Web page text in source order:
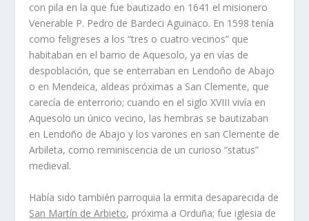
con pila en la que fue bautizado en 1641 el misionero
Venerable P. Pedro de Bardeci Aguinaco. En 1598 tenía
como feligreses a los “tres o cuatro vecinos” que
habitaban en el barrio de Aquesolo, ya en vías de
despoblación, que se enterraban en Lendoño de Abajo
o en Mendeica, aldeas próximas a San Clemente, que
carecía de enterrorio; cuando en el siglo XVIII vivía en
Aquesolo un único vecino, las hembras se bautizaban
en Lendoño de Abajo y los varones en san Clemente de
Arbileta, como reminiscencia de un curioso “status”
medieval.
Había sido también parroquia la ermita desaparecida de
San Martín de Arbieto, próxima a Orduña; fue iglesia de